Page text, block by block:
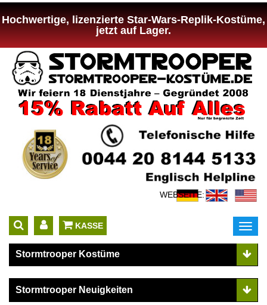
Hochwertige, lizenzierte Star-Wars-Replik-Kostüme,
jetzt auf Lager.
WEBSEITE:
KASSE
Stormtrooper Kostüme
Stormtrooper Neuigkeiten